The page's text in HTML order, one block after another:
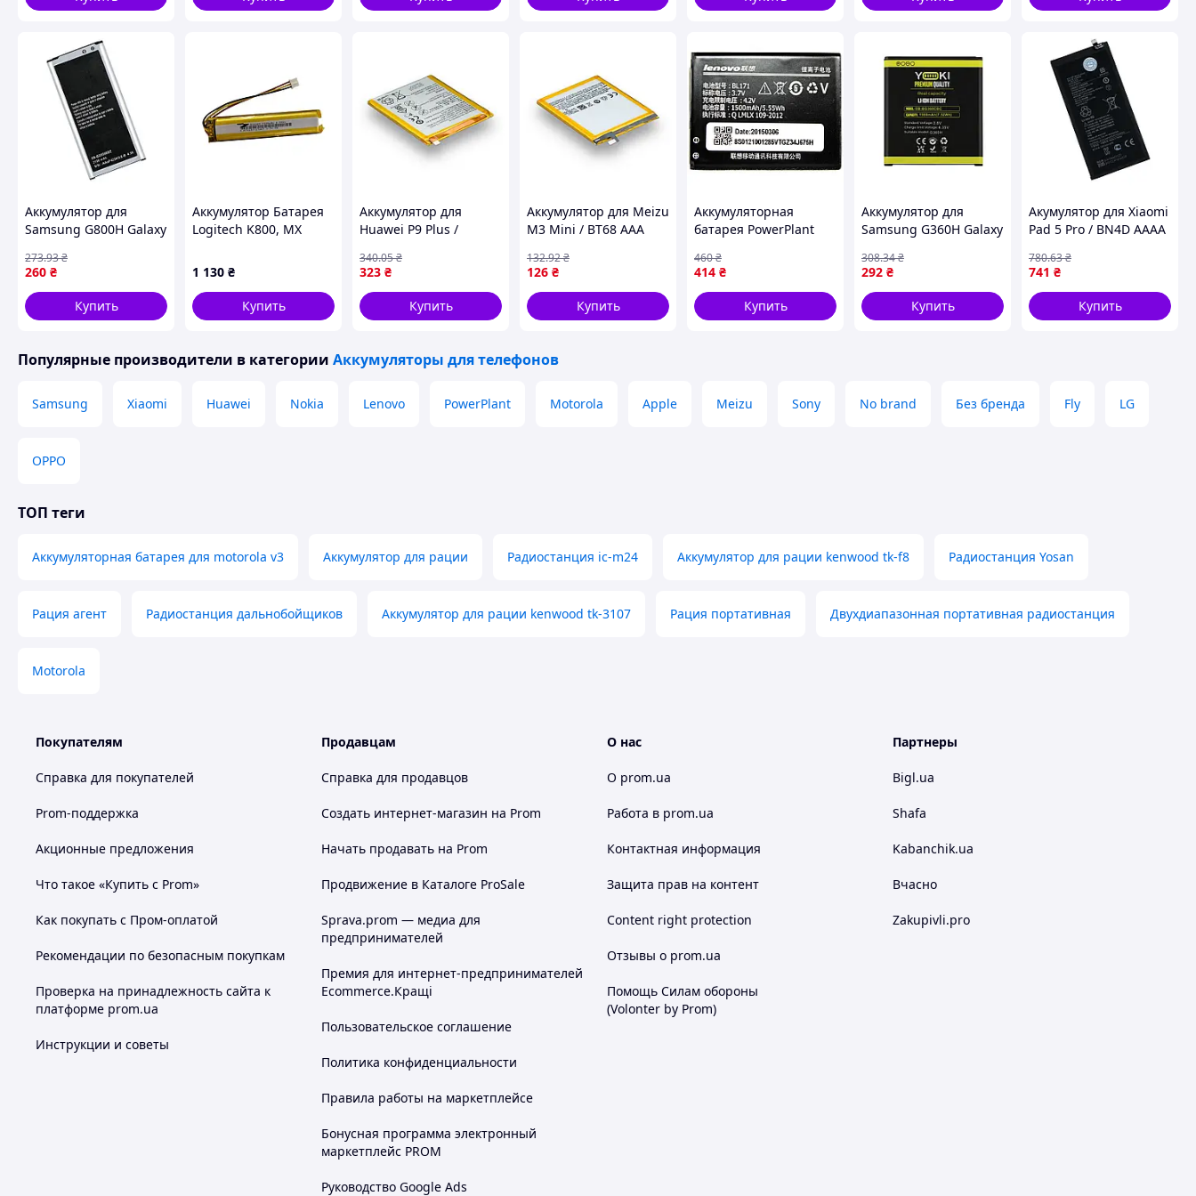
Аккумулятор для
Samsung G800H Galaxy
BG800CBE AAAA no
LOGO (17015744)
260 ₴
273.93₴
Купить
Аккумулятор Батарея
Logitech K800, MX
000221, 802085P, 533-
000177, 533-000141,
1500mah
1 130 ₴
Купить
Аккумулятор для
Huawei P9 Plus /
(17001187)
323 ₴
340.05₴
Купить
Аккумулятор для Meizu
M3 Mini / BT68 AAA
126 ₴
132.92₴
Купить
Аккумуляторная
батарея PowerPlant
(DV00DV6234)
414 ₴
460₴
Купить
Аккумулятор для
Samsung G360H Galaxy
BG360CBC Yoki
(17000842)
292 ₴
308.34₴
Купить
Акумулятор для Xiaomi
Pad 5 Pro / BN4D AAAA
741 ₴
780.63₴
Купить
Популярные производители в категории Аккумуляторы для телефонов
Samsung Xiaomi Huawei Nokia Lenovo PowerPlant Motorola Apple Meizu Sony No brand Без бренда Fly LG
OPPO
ТОП теги
Аккумуляторная батарея для motorola v3 Аккумулятор для рации Радиостанция ic-m24 Аккумулятор для рации kenwood tk-f8 Радиостанция Yosan
Рация агент Радиостанция дальнобойщиков Аккумулятор для рации kenwood tk-3107 Рация портативная Двухдиапазонная портативная радиостанция
Motorola
Покупателям
Справка для покупателей
Prom-поддержка
Акционные предложения
Что такое «Купить с Prom»
Как покупать с Пром-оплатой
Рекомендации по безопасным покупкам
Проверка на принадлежность сайта к
платформе prom.ua
Инструкции и советы
Продавцам
Справка для продавцов
Создать интернет-магазин на Prom
Начать продавать на Prom
Продвижение в Каталоге ProSale
Sprava.prom — медиа для
предпринимателей
Премия для интернет-предпринимателей
Ecommerce.Кращі
Пользовательское соглашение
Политика конфиденциальности
Правила работы на маркетплейсе
Бонусная программа электронный
маркетплейс PROM
Руководство Google Ads
О нас
О prom.ua
Работа в prom.ua
Контактная информация
Защита прав на контент
Content right protection
Отзывы о prom.ua
Помощь Силам обороны
(Volonter by Prom)
Партнеры
Bigl.ua
Shafa
Kabanchik.ua
Вчасно
Zakupivli.pro